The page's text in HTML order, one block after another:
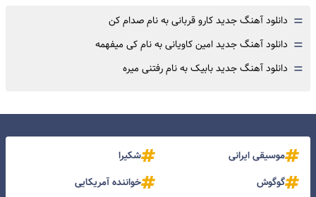
= دانلود آهنگ جدید کارو قربانی به نام صدام کن
= دانلود آهنگ جدید امین کاویانی به نام کی میفهمه
= دانلود آهنگ جدید بابیک به نام رفتنی میره
موسیقی ایرانی
شکیرا
گوگوش
خواننده آمریکایی